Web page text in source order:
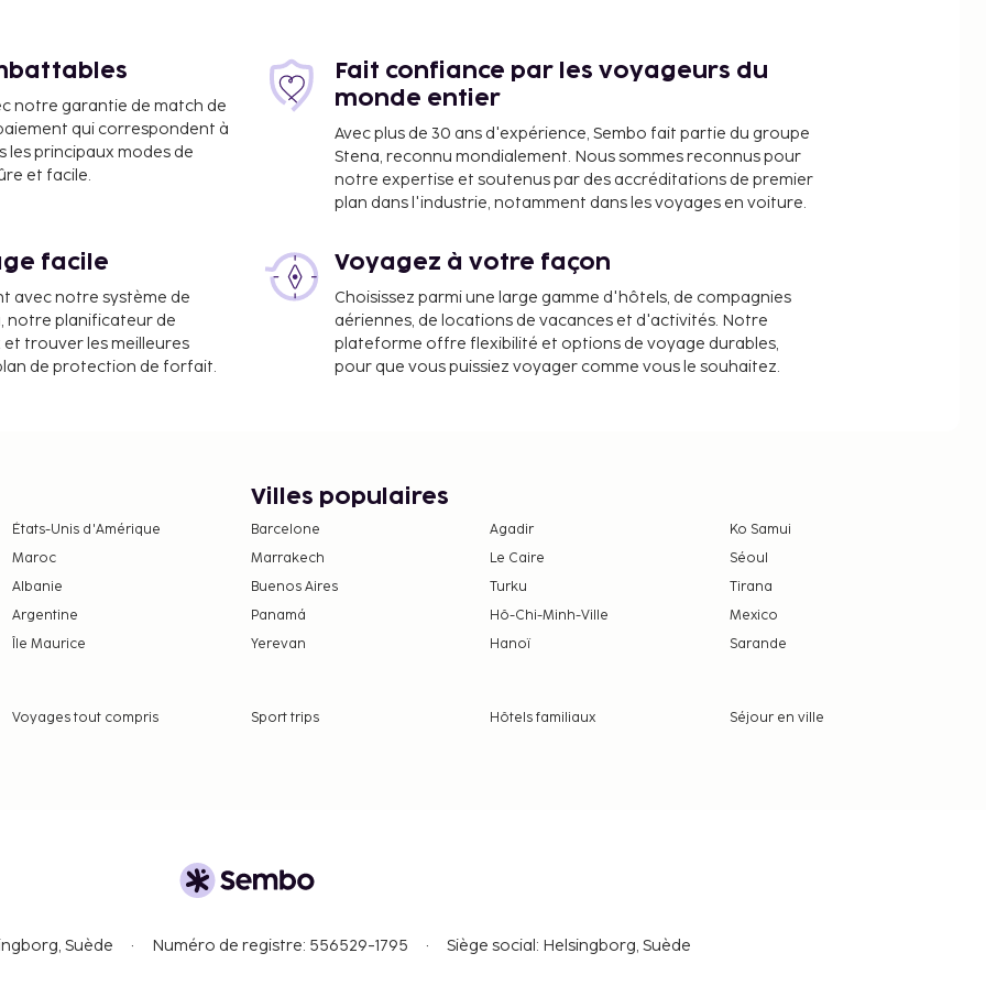
:
et des nombreux
notamment des
Ces frais peuvent
peuvent s'appliquer.
aux
2.00 EUR par
nous a fait part.
les transactions en
pas dépasser
notre garantie de match de
qui correspondent à
les principaux modes de
et facile.
Fait confiance par les voyageurs du
monde entier
Avec plus de 30 ans d'expérience, Sembo fait partie du groupe
Stena, reconnu mondialement. Nous sommes reconnus pour
notre expertise et soutenus par des accréditations de premier
plan dans l'industrie, notamment dans les voyages en voiture.
facile
avec notre système de
notre planificateur de
trouver les meilleures
de protection de forfait.
Voyagez à votre façon
Choisissez parmi une large gamme d'hôtels, de compagnies
aériennes, de locations de vacances et d'activités. Notre
plateforme offre flexibilité et options de voyage durables,
pour que vous puissiez voyager comme vous le souhaitez.
États-Unis d'Amérique
Maroc
Albanie
Argentine
Île Maurice
Villes populaires
Barcelone Agadir
Ko Samui
Marrakech
Le Caire
Séoul
Buenos Aires
Turku
Tirana
Panamá
Hô-Chi-Minh-Ville
Mexico
Yerevan
Hanoï Sarande
Voyages tout compris Sport trips Hôtels familiaux
Séjour en ville
Suède Numéro de registre: 556529-1795 Siège social: Helsingborg, Suède